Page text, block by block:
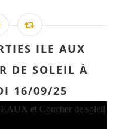
ILE AUX
DE SOLEIL À
16/09/25